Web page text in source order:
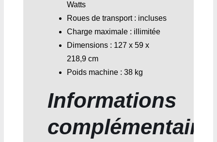
Watts
Roues de transport : incluses
Charge maximale : illimitée
Dimensions : 127 x 59 x
218,9 cm
Poids machine : 38 kg
Informations